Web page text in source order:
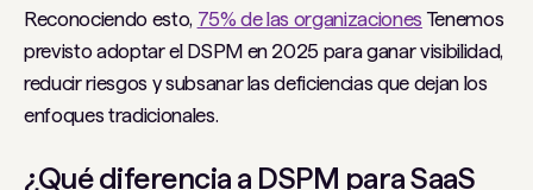
Reconociendo esto, 75% de las organizaciones Tenemos
previsto adoptar el DSPM en 2025 para ganar visibilidad,
reducir riesgos y subsanar las deficiencias que dejan los
enfoques tradicionales.
¿Qué diferencia a DSPM para SaaS